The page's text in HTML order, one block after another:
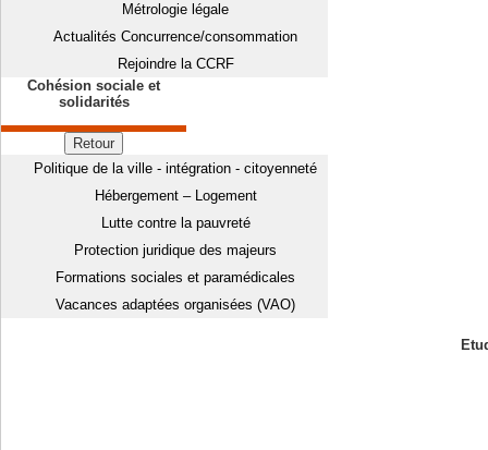
Métrologie légale
Actualités Concurrence/consommation
Rejoindre la CCRF
Cohésion sociale et
solidarités
Retour
Politique de la ville - intégration - citoyenneté
Hébergement – Logement
Lutte contre la pauvreté
Protection juridique des majeurs
Formations sociales et paramédicales
Vacances adaptées organisées (VAO)